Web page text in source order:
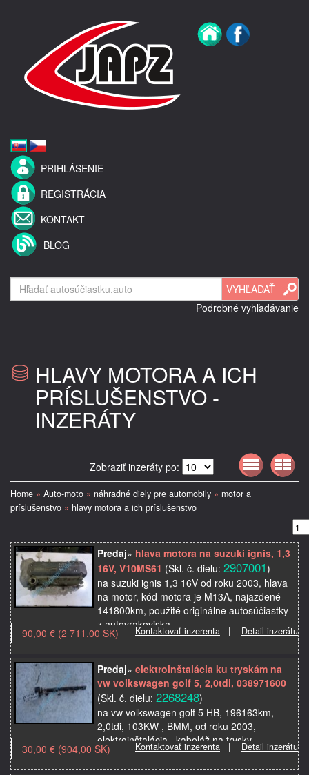
PRIHLÁSENIE
REGISTRÁCIA
KONTAKT
BLOG
Podrobné vyhľadávanie
HLAVY MOTORA A ICH
PRÍSLUŠENSTVO -
INZERÁTY
Zobraziť inzeráty po:
Home » Auto-moto » náhradné diely pre automobily » motor a
príslušenstvo » hlavy motora a ich príslušenstvo
Predaj» hlava motora na suzuki ignis, 1,3
16V, V10MS61 (Skl. č. dielu: 2907001)
na suzuki ignis 1,3 16V od roku 2003, hlava
na motor, kód motora je M13A, najazdené
141800km, použité originálne autosúčiastky
z autovrakoviskaKontaktovať inzerenta | Detail inzerátu
90,00 € (2 711,00 SK)
Predaj» elektroinštalácia ku tryskám na
vw volkswagen golf 5, 2,0tdi, 038971600
(Skl. č. dielu: 2268248)
na vw volkswagen golf 5 HB, 196163km,
2,0tdi, 103KW , BMM, od roku 2003,
elektroinštalácia , kabeláž na trysky,
vstrekovače, použité originálne autosúčiastky
z autovrakoviska
Kontaktovať inzerenta | Detail inzerátu
30,00 € (904,00 SK)